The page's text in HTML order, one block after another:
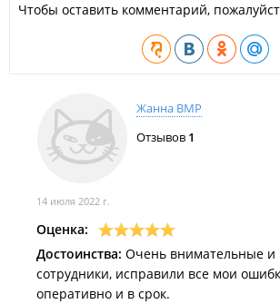
Чтобы оставить комментарий,
Жанна ВМР
Отзывов 1
14 июля 2022 г.
Оценка:
Достоинства: Очень внимательные и
сотрудники, исправили все мои
оперативно и в срок.